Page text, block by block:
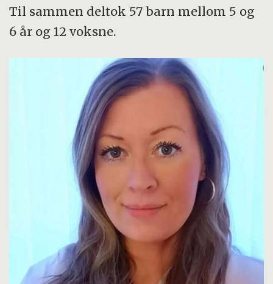
Til sammen deltok 57 barn mellom 5 og
6 år og 12 voksne.